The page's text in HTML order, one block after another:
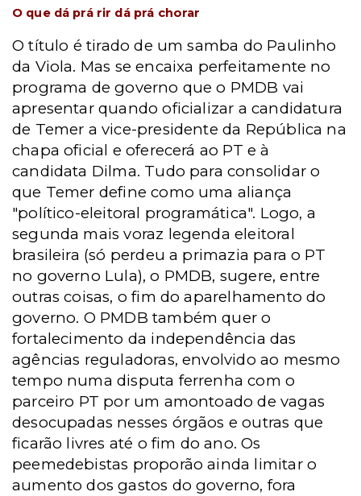
O que dá prá rir dá prá chorar
O título é tirado de um samba do Paulinho
da Viola. Mas se encaixa perfeitamente no
programa de governo que o PMDB vai
apresentar quando oficializar a candidatura
de Temer a vice-presidente da República na
chapa oficial e oferecerá ao PT e à
candidata Dilma. Tudo para consolidar o
que Temer define como uma aliança
"político-eleitoral programática". Logo, a
segunda mais voraz legenda eleitoral
brasileira (só perdeu a primazia para o PT
no governo Lula), o PMDB, sugere, entre
outras coisas, o fim do aparelhamento do
governo. O PMDB também quer o
fortalecimento da independência das
agências reguladoras, envolvido ao mesmo
tempo numa disputa ferrenha com o
parceiro PT por um amontoado de vagas
desocupadas nesses órgãos e outras que
ficarão livres até o fim do ano. Os
peemedebistas proporão ainda limitar o
aumento dos gastos do governo, fora